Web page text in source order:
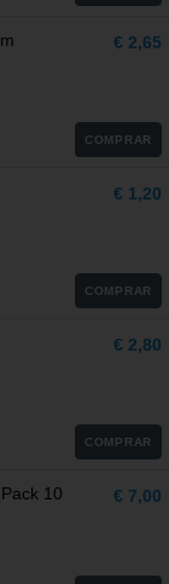
€ 2,65
COMPRAR
€ 1,20
COMPRAR
€ 2,80
COMPRAR
10
€ 7,00